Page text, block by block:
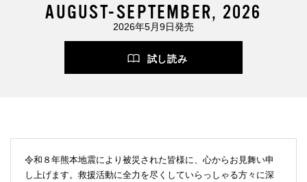
AUGUST-SEPTEMBER, 2026
2026年5月9日発売
試し読み
令和８年熊本地震により被災された皆様に、心からお見舞い申
し上げます。救援活動に全力を尽くしていらっしゃる方々に深